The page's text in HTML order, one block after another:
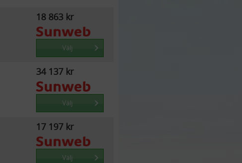
18 863 kr
Välj
34 137 kr
Välj
17 197 kr
Välj